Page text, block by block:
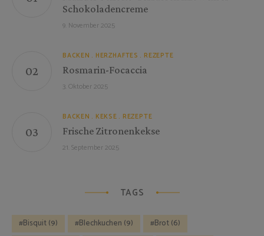
Schokoladencreme
9. November 2025
BACKEN HERZHAFTES REZEPTE
Rosmarin-Focaccia
3. Oktober 2025
BACKEN KEKSE REZEPTE
Frische Zitronenkekse
21. September 2025
TAGS
Bisquit(9) Blechkuchen (9) Brot(6)